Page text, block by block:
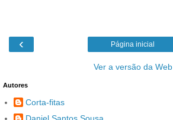
‹ Página inicial
Ver a versão da Web
Autores
Corta-fitas
Daniel Santos Sousa